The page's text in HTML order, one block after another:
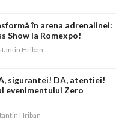
în arena adrenalinei:
Show la Romexpo!
Hriban
sigurantei! DA, atentiei!
evenimentului Zero
Hriban